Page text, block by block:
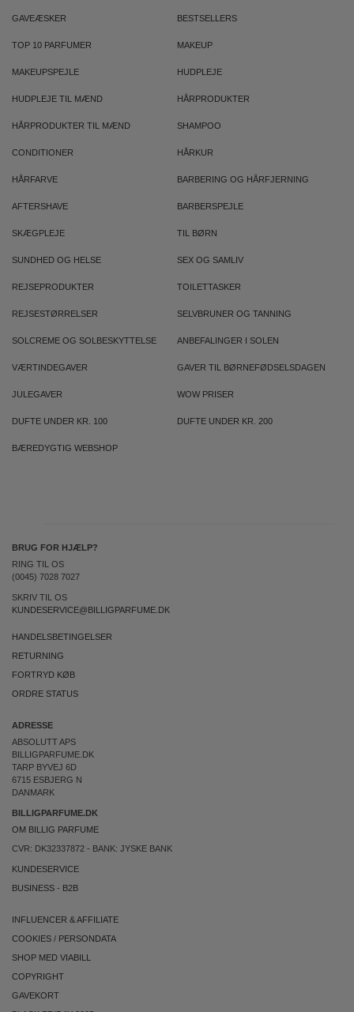
GAVEÆSKER BESTSELLERS
TOP 10 PARFUMER MAKEUP
MAKEUPSPEJLE HUDPLEJE
HUDPLEJE TIL MÆND HÅRPRODUKTER
HÅRPRODUKTER TIL MÆND SHAMPOO
CONDITIONER HÅRKUR
HÅRFARVE BARBERING OG HÅRFJERNING
AFTERSHAVE BARBERSPEJLE
SKÆGPLEJE TIL BØRN
SUNDHED OG HELSE SEX OG SAMLIV
REJSEPRODUKTER TOILETTASKER
REJSESTØRRELSER SELVBRUNER OG TANNING
SOLCREME OG SOLBESKYTTELSE ANBEFALINGER I SOLEN
VÆRTINDEGAVER GAVER TIL BØRNEFØDSELSDAGEN
JULEGAVER WOW PRISER
DUFTE UNDER KR. 100 DUFTE UNDER KR. 200
BÆREDYGTIG WEBSHOP
BRUG FOR HJÆLP?
RING TIL OS
(0045) 7028 7027
SKRIV TIL OS
KUNDESERVICE@BILLIGPARFUME.DK
HANDELSBETINGELSER
RETURNING
FORTRYD KØB
ORDRE STATUS
ADRESSE
ABSOLUTT APS
BILLIGPARFUME.DK
TARP BYVEJ 6D
6715 ESBJERG N
DANMARK
BILLIGPARFUME.DK
OM BILLIG PARFUME
CVR: DK32337872 - BANK: JYSKE BANK
KUNDESERVICE
BUSINESS - B2B
INFLUENCER & AFFILIATE
COOKIES / PERSONDATA
SHOP MED VIABILL
COPYRIGHT
GAVEKORT